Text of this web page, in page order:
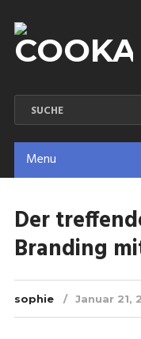
Menu
Der
Branding
sophie Januar 21,